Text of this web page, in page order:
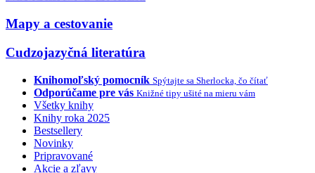
Mapy a cestovanie
Cudzojazyčná literatúra
Knihomoľský pomocník Spýtajte sa Sherlocka, čo čítať
Odporúčame pre vás Knižné tipy ušité na mieru vám
Všetky knihy
Knihy roka 2025
Bestsellery
Novinky
Pripravované
Akcie a zľavy